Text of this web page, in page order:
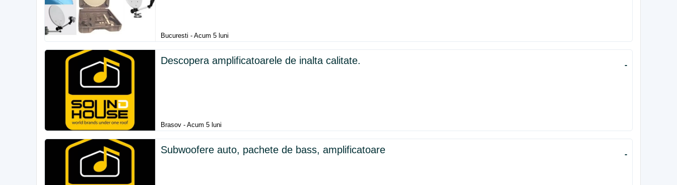
Bucuresti - Acum 5 luni
Descopera amplificatoarele de inalta calitate. -
Brasov - Acum 5 luni
Subwoofere auto, pachete de bass, amplificatoare -